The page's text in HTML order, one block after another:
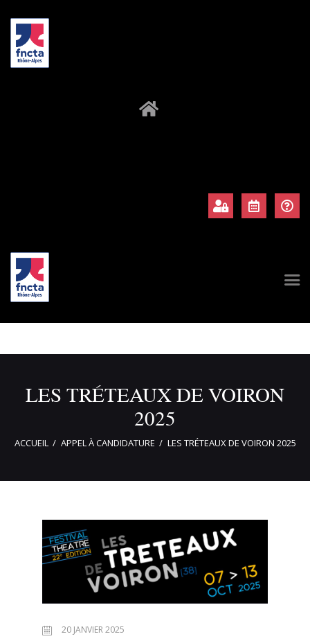
LES TRÉTEAUX DE VOIRON
2025
ACCUEIL APPEL À CANDIDATURE LES TRÉTEAUX DE VOIRON 2025
20 JANVIER 2025